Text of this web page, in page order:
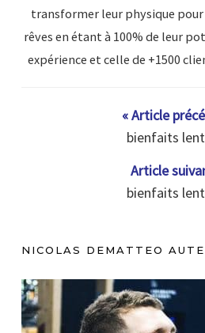
transformer leur physique
rêves en étant à 100% de leur
expérience et celle de +1500
« Article
bienfaits
Article
bienfaits
NICOLAS DEMATTEO